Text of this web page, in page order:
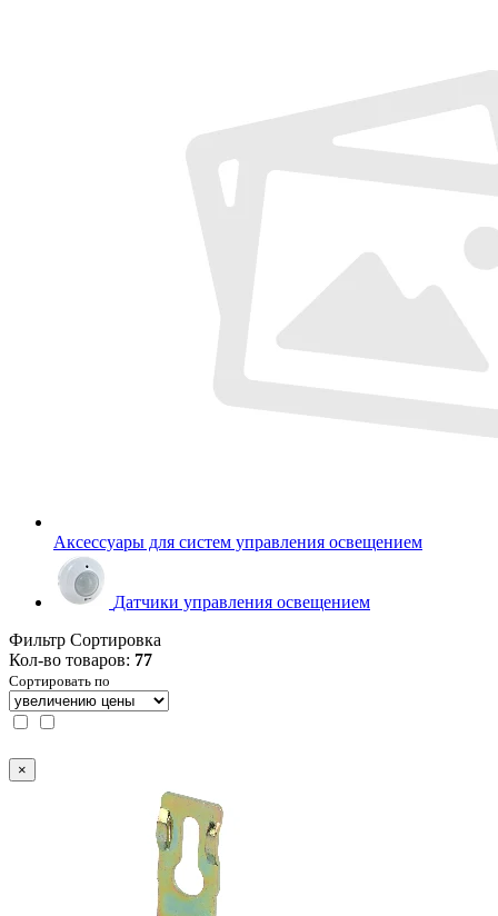
Аксессуары для систем управления освещением
Датчики управления освещением
Фильтр Сортировка
Кол-во товаров: 77
Сортировать по
×